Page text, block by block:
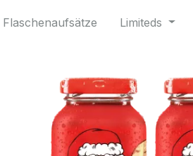
Flaschenaufsätze Limiteds